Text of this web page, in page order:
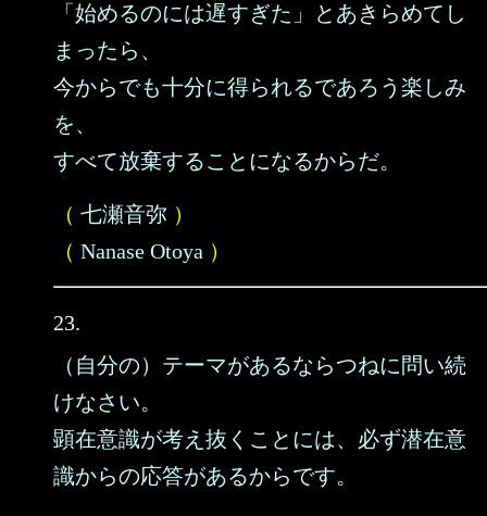
「始めるのには遅すぎた」とあきらめてし
まったら、
今からでも十分に得られるであろう楽しみ
を、
すべて放棄することになるからだ。
（ 七瀬音弥 ）
（ Nanase Otoya ）
23.
（自分の）テーマがあるならつねに問い続
けなさい。
顕在意識が考え抜くことには、必ず潜在意
識からの応答があるからです。